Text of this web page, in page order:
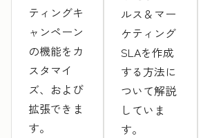
ティングキ
ャンペーン
の機能をカ
スタマイ
ズ、および
拡張できま
す。
ルス＆マー
ケティング
SLAを作成
する方法に
ついて解説
していま
す。